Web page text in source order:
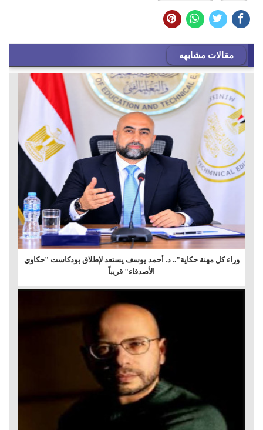
مقالات مشابهه
وراء كل مهنة حكاية".. د. أحمد يوسف يستعد لإطلاق بودكاست "حكاوي
الأصدقاء" قريباً